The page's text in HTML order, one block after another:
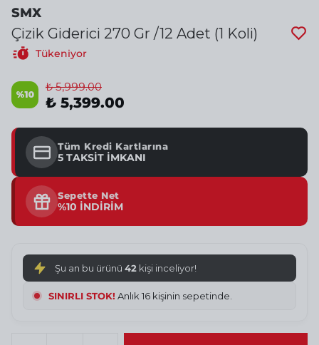
SMX
Çizik Giderici 270 Gr /12 Adet (1 Koli)
Tükeniyor
%10
₺ 5,999.00
₺ 5,399.00
Tüm Kredi Kartlarına
5 TAKSİT İMKANI
Sepette Net
%10 İNDİRİM
Şu an bu ürünü 42 kişi inceliyor!
SINIRLI STOK! Anlık 16 kişinin sepetinde.